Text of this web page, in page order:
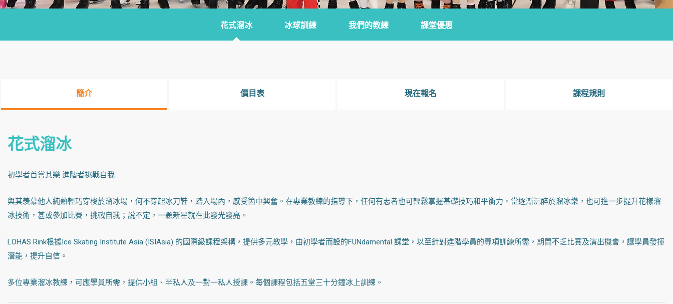
花式溜冰 冰球訓練 我們的教練 課堂優惠
簡介 價目表 現在報名 課程規則
花式溜冰
初學者首嘗其樂 進階者挑戰自我
與其羡慕他人純熟輕巧穿梭於溜冰場，何不穿起冰刀鞋，踏入場內，感受箇中興奮。在專業教練的指導下，任何有志者也可輕鬆掌握基礎技巧和平衡力。當逐漸沉醉於溜冰樂，也可進一步提升花樣溜
冰技術，甚或參加比賽，挑戰自我；說不定，一顆新星就在此發光發亮。
LOHAS Rink根據Ice Skating Institute Asia (ISIAsia) 的國際級課程架構，提供多元教學，由初學者而設的FUNdamental 課堂，以至針對進階學員的專項訓練所需，期間不乏比賽及演出機會，讓學員發揮
潛能，提升自信。
多位專業溜冰教練，可應學員所需，提供小組、半私人及一對一私人授課。每個課程包括五堂三十分鐘冰上訓練。